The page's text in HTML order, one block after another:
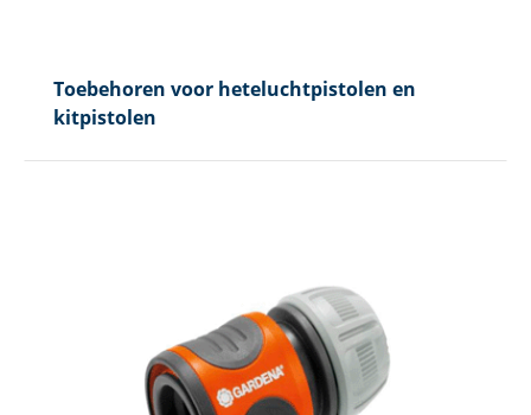
Toebehoren voor heteluchtpistolen en
kitpistolen